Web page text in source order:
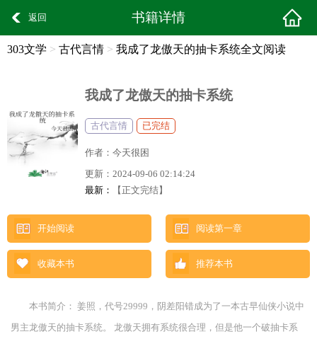
返回 书籍详情
303文学 > 古代言情 > 我成了龙傲天的抽卡系统全文阅读
我成了龙傲天的抽卡系统
古代言情 已完结
作者： 今天很困
更新： 2024-09-06 02:14:24
最新：
【正文完结】
开始阅读 阅读第一章
收藏本书 推荐本书
本书简介： 姜照，代号29999，阴差阳错成为了一本古早仙侠小说中
男主龙傲天的抽卡系统。 龙傲天拥有系统很合理，但是他一个破抽卡系